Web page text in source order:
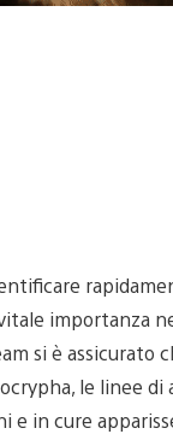
importanza
si è assicurato
le linee di
e in cure